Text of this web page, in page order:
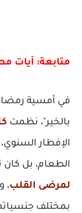
متابعة: آيات
في أمسية
بالخير"، نظمت
الإفطار
الطعام، بل
لمرضى القلب،
بمختلف